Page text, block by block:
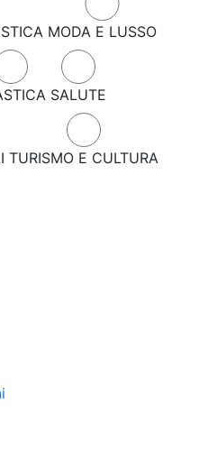
MODA E LUSSO
SALUTE
TURISMO E CULTURA